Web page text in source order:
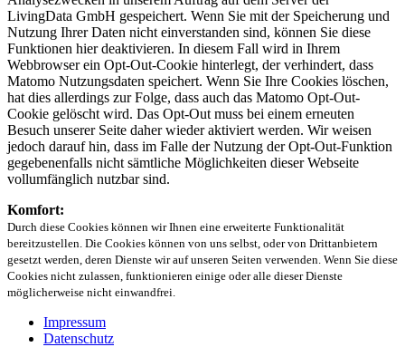
LivingData GmbH gespeichert. Wenn Sie mit der Speicherung und
Nutzung Ihrer Daten nicht einverstanden sind, können Sie diese
Funktionen hier deaktivieren. In diesem Fall wird in Ihrem
Webbrowser ein Opt-Out-Cookie hinterlegt, der verhindert, dass
Matomo Nutzungsdaten speichert. Wenn Sie Ihre Cookies löschen,
hat dies allerdings zur Folge, dass auch das Matomo Opt-Out-
Cookie gelöscht wird. Das Opt-Out muss bei einem erneuten
Besuch unserer Seite daher wieder aktiviert werden. Wir weisen
jedoch darauf hin, dass im Falle der Nutzung der Opt-Out-Funktion
gegebenenfalls nicht sämtliche Möglichkeiten dieser Webseite
vollumfänglich nutzbar sind.
Komfort:
Durch diese Cookies können wir Ihnen eine erweiterte Funktionalität
bereitzustellen. Die Cookies können von uns selbst, oder von Drittanbietern
gesetzt werden, deren Dienste wir auf unseren Seiten verwenden. Wenn Sie diese
Cookies nicht zulassen, funktionieren einige oder alle dieser Dienste
möglicherweise nicht einwandfrei.
Impressum
Datenschutz